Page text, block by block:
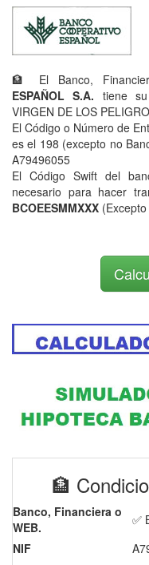
🏦 El Banco,
ESPAÑOL S.A. tiene
VIRGEN DE LOS
El Código o Número de
es el 198 (excepto no
A79496055
El Código Swift del
necesario para hacer
BCOEESMMXXX
🏦
Banco, Financiera o
WEB.
✅
NIF